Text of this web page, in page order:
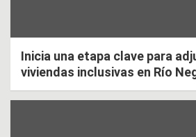
Inicia una etapa clave para
viviendas inclusivas en Río